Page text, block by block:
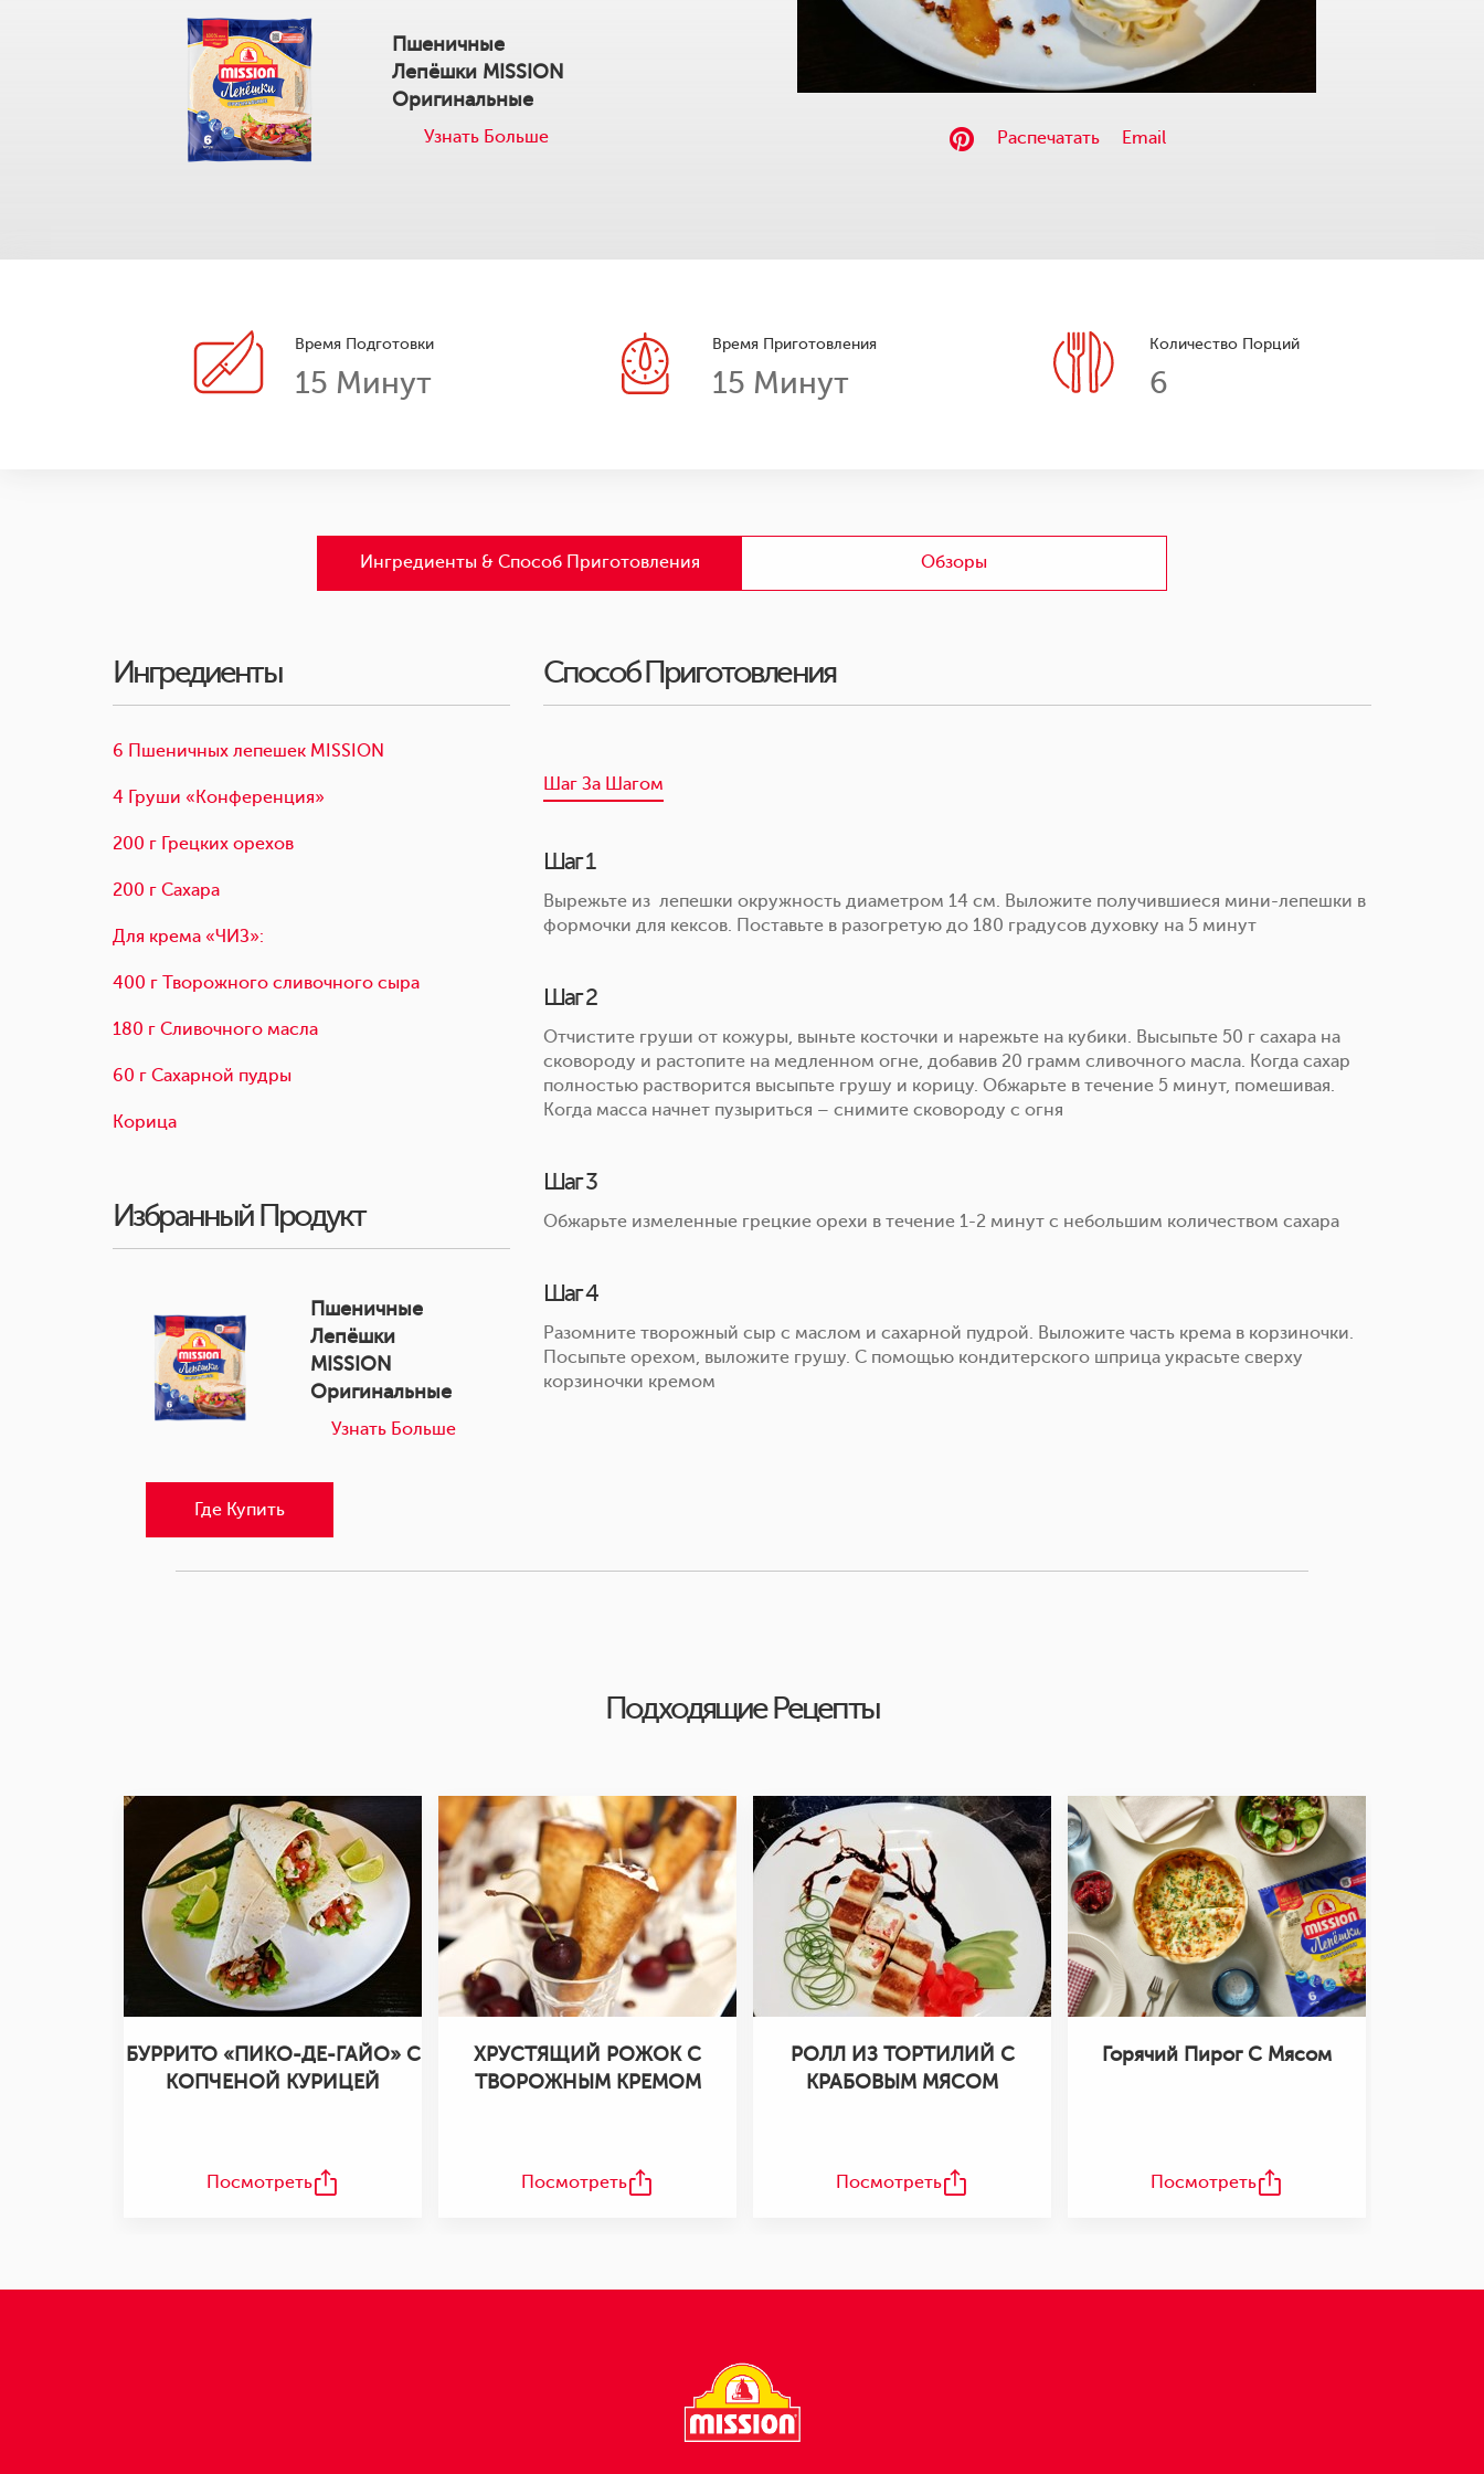
Распечатать Email
Пшеничные
Лепёшки MISSION
Оригинальные
Узнать Больше
Время Подготовки
15 Минут
Время Приготовления
15 Минут
Количество Порций
6
Ингредиенты & Способ Приготовления Обзоры
Ингредиенты
6 Пшеничных лепешек MISSION
4 Груши «Конференция»
200 г Грецких орехов
200 г Сахара
Для крема «ЧИЗ»:
400 г Творожного сливочного сыра
180 г Сливочного масла
60 г Сахарной пудры
Корица
Избранный Продукт
Пшеничные
Лепёшки
MISSION
Оригинальные
Узнать Больше
Где Купить
Способ Приготовления
Шаг За Шагом
Шаг 1
Вырежьте из лепешки окружность диаметром 14 см. Выложите получившиеся мини-лепешки в
формочки для кексов. Поставьте в разогретую до 180 градусов духовку на 5 минут
Шаг 2
Отчистите груши от кожуры, выньте косточки и нарежьте на кубики. Высыпьте 50 г сахара на
сковороду и растопите на медленном огне, добавив 20 грамм сливочного масла. Когда сахар
полностью растворится высыпьте грушу и корицу. Обжарьте в течение 5 минут, помешивая.
Когда масса начнет пузыриться – снимите сковороду с огня
Шаг 3
Обжарьте измеленные грецкие орехи в течение 1-2 минут с небольшим количеством сахара
Шаг 4
Разомните творожный сыр с маслом и сахарной пудрой. Выложите часть крема в корзиночки.
Посыпьте орехом, выложите грушу. С помощью кондитерского шприца украсьте сверху
корзиночки кремом
Подходящие Рецепты
БУРРИТО «ПИКО-ДЕ-ГАЙО» С
КОПЧЕНОЙ КУРИЦЕЙ
Посмотреть
ХРУСТЯЩИЙ РОЖОК С
ТВОРОЖНЫМ КРЕМОМ
Посмотреть
РОЛЛ ИЗ ТОРТИЛИЙ С
КРАБОВЫМ МЯСОМ
Посмотреть
Горячий Пирог С Мясом
Посмотреть